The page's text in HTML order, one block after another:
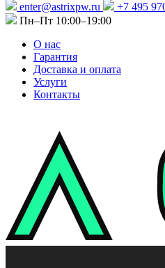
enter@astrixpw.ru
+7 495
Пн–Пт 10:00–19:00
О нас
Гарантия
Доставка и оплата
Услуги
Контакты